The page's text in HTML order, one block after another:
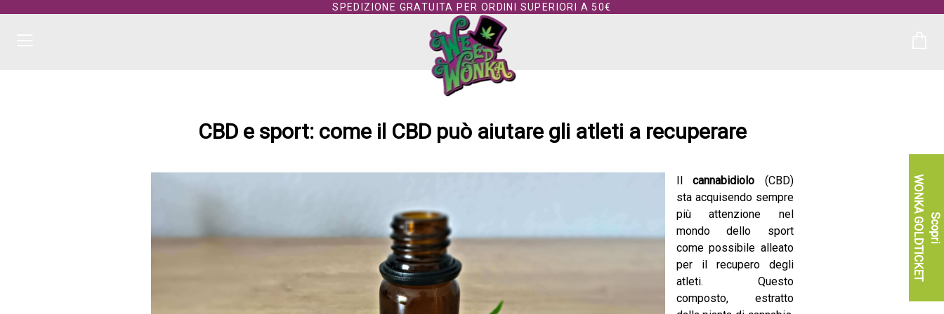
SPEDIZIONE GRATUITA PER ORDINI SUPERIORI A 50€
Scopri
WONKA GOLDTICKET
CBD e sport: come il CBD può aiutare gli atleti a recuperare
Il cannabidiolo (CBD)
sta acquisendo sempre
più attenzione nel
mondo dello sport
come possibile alleato
per il recupero degli
atleti. Questo
composto, estratto